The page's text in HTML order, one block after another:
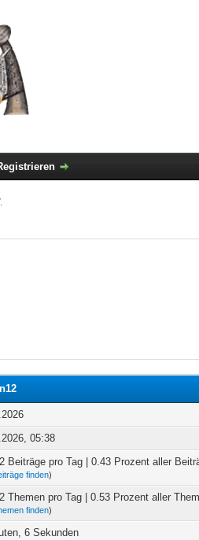
05:38
Beiträge pro Tag | 0.43 Prozent aller
finden)
Themen pro Tag | 0.53 Prozent aller
finden)
6 Sekunden